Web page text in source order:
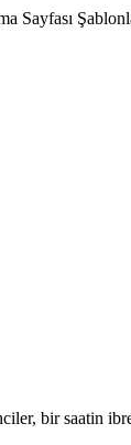
bir saatin